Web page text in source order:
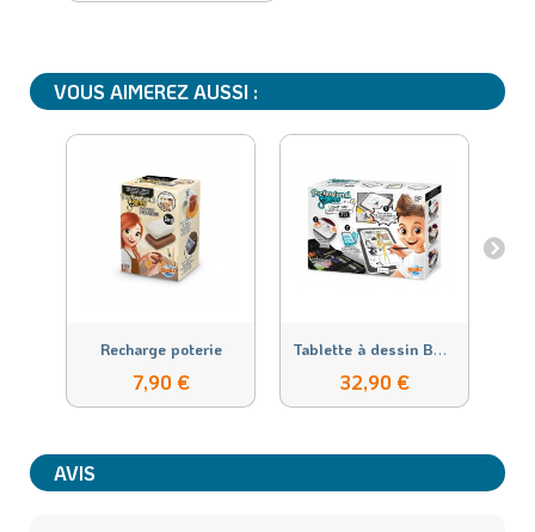
VOUS AIMEREZ AUSSI :
Recharge poterie
7,90 €
T
ablette à dessin BD Manga 3 en 1
32,90 €
AVIS